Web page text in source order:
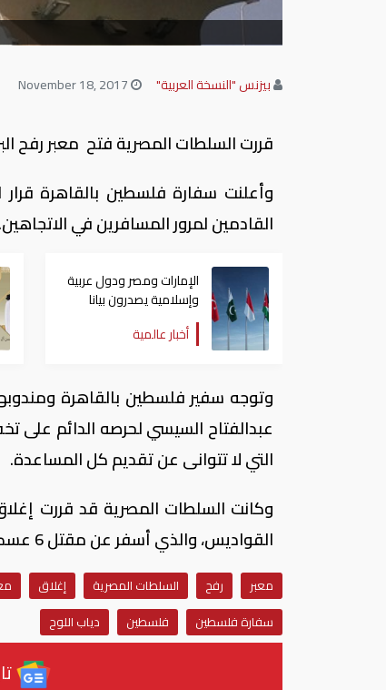
بيزنس "النسخة العربية"
قررت السلطات المصرية فتح معبر رفح
وأعلنت سفارة فلسطين بالقاهرة قرار
القادمين لمرور المسافرين في الاتجاهين.
الإمارات ومصر ودول عربية
وإسلامية يصدرون بيانا
مشتركا بشأن الانتهاكات
الإسرائيلية في غزة
أخبار عالمية
وتوجه سفير فلسطين بالقاهرة
عبدالفتاح السيسي لحرصه الدائم على
التي لا تتوانى عن تقديم كل المساعدة.
وكانت السلطات المصرية قد قررت
القواديس، والذي أسفر عن مقتل 6 عسكريين مصريين و24 إرهابيا.‫
معبر رفح السلطات المصرية إغلاق
سفارة فلسطين
فلسطين دياب اللوح